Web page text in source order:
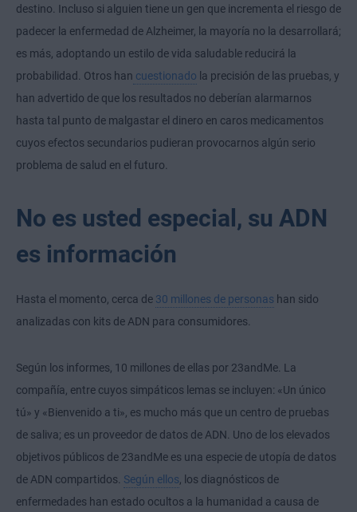
destino. Incluso si alguien tiene un gen que incrementa el riesgo de
padecer la enfermedad de Alzheimer, la mayoría no la desarrollará;
es más, adoptando un estilo de vida saludable reducirá la
probabilidad. Otros han cuestionado la precisión de las pruebas, y
han advertido de que los resultados no deberían alarmarnos
hasta tal punto de malgastar el dinero en caros medicamentos
cuyos efectos secundarios pudieran provocarnos algún serio
problema de salud en el futuro.
No es usted especial, su ADN
es información
Hasta el momento, cerca de 30 millones de personas han sido
analizadas con kits de ADN para consumidores.
Según los informes, 10 millones de ellas por 23andMe. La
compañía, entre cuyos simpáticos lemas se incluyen: «Un único
tú» y «Bienvenido a ti», es mucho más que un centro de pruebas
de saliva; es un proveedor de datos de ADN. Uno de los elevados
objetivos públicos de 23andMe es una especie de utopía de datos
de ADN compartidos. Según ellos, los diagnósticos de
enfermedades han estado ocultos a la humanidad a causa de